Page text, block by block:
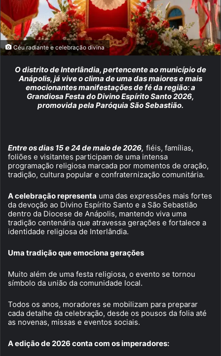
Céu radiante e celebração divina
O distrito de Interlândia, pertencente ao município de
Anápolis, já vive o clima de uma das maiores e mais
emocionantes manifestações de fé da região: a
Grandiosa Festa do Divino Espírito Santo 2026,
promovida pela Paróquia São Sebastião.
Entre os dias 15 e 24 de maio de 2026, fiéis, famílias,
foliões e visitantes participam de uma intensa
programação religiosa marcada por momentos de oração,
tradição, cultura popular e confraternização comunitária.
A celebração representa uma das expressões mais fortes
da devoção ao Divino Espírito Santo e a São Sebastião
dentro da Diocese de Anápolis, mantendo viva uma
tradição centenária que atravessa gerações e fortalece a
identidade religiosa de Interlândia.
Uma tradição que emociona gerações
Muito além de uma festa religiosa, o evento se tornou
símbolo da união da comunidade local.
Todos os anos, moradores se mobilizam para preparar
cada detalhe da celebração, desde os pousos da folia até
as novenas, missas e eventos sociais.
A edição de 2026 conta com os imperadores: